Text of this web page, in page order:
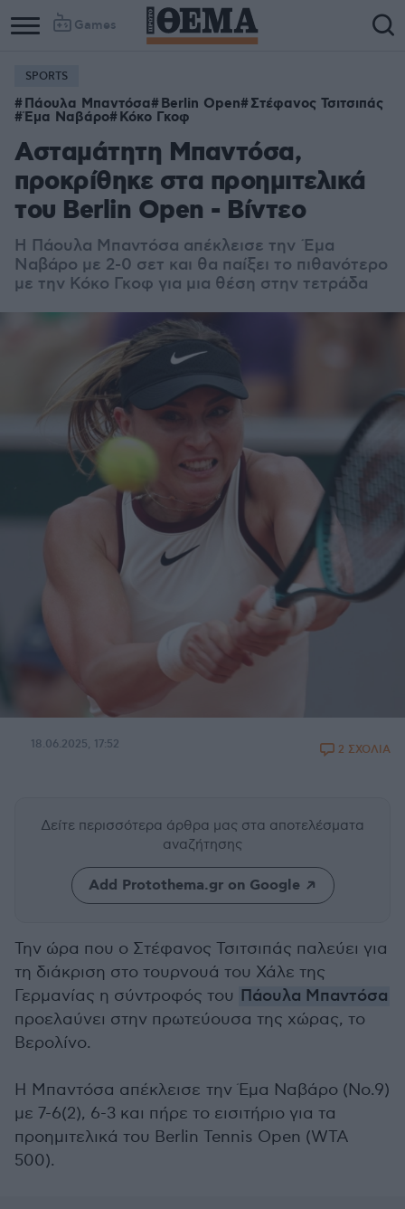
Games
SPORTS
Πάουλα Μπαντόσα Berlin Open Στέφανος Τσιτσιπάς
Έμα Ναβάρο Κόκο Γκοφ
Ασταμάτητη Μπαντόσα,
προκρίθηκε στα προημιτελικά
του Berlin Open - Βίντεο
Η Πάουλα Μπαντόσα απέκλεισε την Έμα
Ναβάρο με 2-0 σετ και θα παίξει το πιθανότερο
με την Κόκο Γκοφ για μια θέση στην τετράδα
18.06.2025, 17:52 2 ΣΧΟΛΙΑ
Δείτε περισσότερα άρθρα μας στα αποτελέσματα
αναζήτησης
Add Protothema.gr on Google
Την ώρα που ο Στέφανος Τσιτσιπάς παλεύει για
τη διάκριση στο τουρνουά του Χάλε της
Γερμανίας η σύντροφός του Πάουλα Μπαντόσα
προελαύνει στην πρωτεύουσα της χώρας, το
Βερολίνο.
Η Μπαντόσα απέκλεισε την Έμα Ναβάρο (Νο.9)
με 7-6(2), 6-3 και πήρε το εισιτήριο για τα
προημιτελικά του Berlin Tennis Open (WTA
500).